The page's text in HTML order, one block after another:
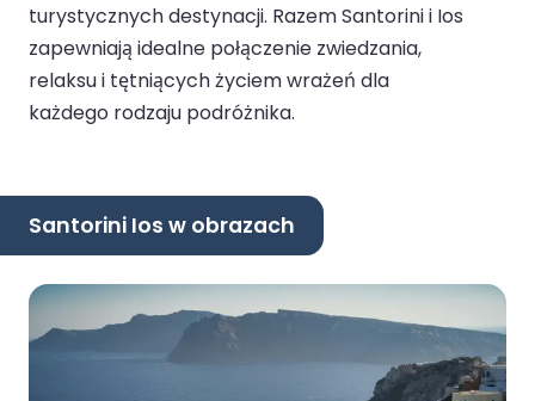
turystycznych destynacji. Razem Santorini i Ios
zapewniają idealne połączenie zwiedzania,
relaksu i tętniących życiem wrażeń dla
każdego rodzaju podróżnika.
Santorini Ios w obrazach